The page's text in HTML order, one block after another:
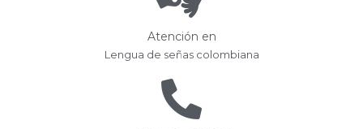
Atención en
Lengua de señas colombiana